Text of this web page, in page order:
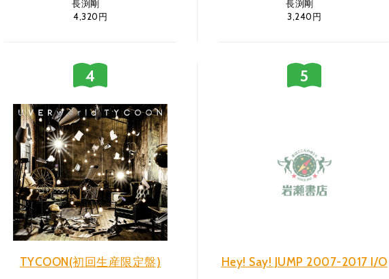
長渕剛
4,320円
長渕剛
3,240円
TYCOON(初回生産限定盤) Hey! Say! JUMP 2007-2017 I/O